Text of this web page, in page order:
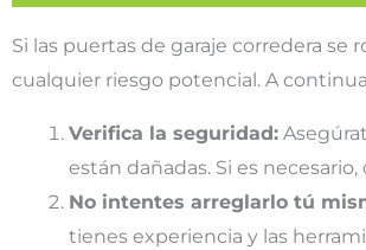
Si las puertas de garaje corredera
cualquier riesgo potencial. A
Verifica la seguridad:
están dañadas. Si es
No intentes arreglarlo tú
tienes experiencia y las